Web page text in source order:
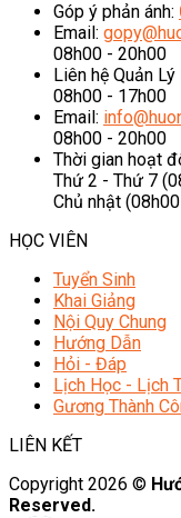
Góp ý phản ánh:
Email:
08h00 - 20h00
Liên hệ Quản Lý
08h00 - 17h00
Email:
08h00 - 20h00
Thời gian hoạt
Thứ 2 - Thứ 7
Chủ nhật
HỌC VIÊN
Tuyển Sinh
Khai Giảng
Nội Quy Chung
Hướng Dẫn
Hỏi - Đáp
Lịch Học - Lịch
Gương Thành
LIÊN KẾT
Copyright 2026 ©
Reserved.